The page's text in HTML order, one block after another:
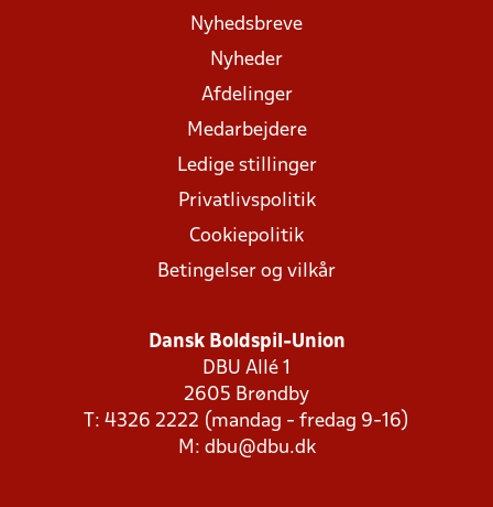
Nyhedsbreve
Nyheder
Afdelinger
Medarbejdere
Ledige stillinger
Privatlivspolitik
Cookiepolitik
Betingelser og vilkår
Dansk Boldspil-Union
DBU Allé 1
2605 Brøndby
T: 4326 2222 (mandag - fredag 9-16)
M: dbu@dbu.dk